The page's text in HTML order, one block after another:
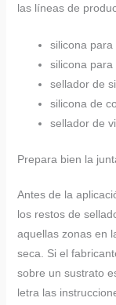
las líneas de
silicona
silicona
sellador de
silicona de
sellador de
Prepara bien la
Antes de la
los restos de
aquellas zonas en
seca. Si el
sobre un sustrato
letra las